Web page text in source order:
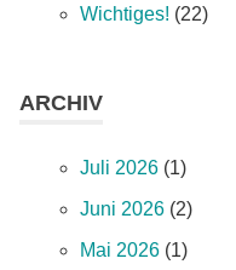
Wichtiges! (22)
ARCHIV
Juli 2026 (1)
Juni 2026 (2)
Mai 2026 (1)